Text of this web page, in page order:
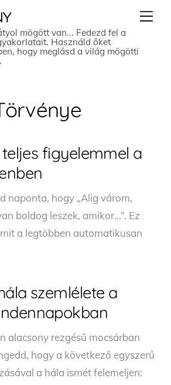
mögött van... Fedezd fel a
Használd őket
hogy meglásd a világ mögötti
teljes figyelemmel a
naponta, hogy „Alig várom,
boldog leszek, amikor…”. Ez
a legtöbben automatikusan
szemlélete a
alacsony rezgésű mocsárban
hogy a következő egyszerű
a hála ismét felemeljen: